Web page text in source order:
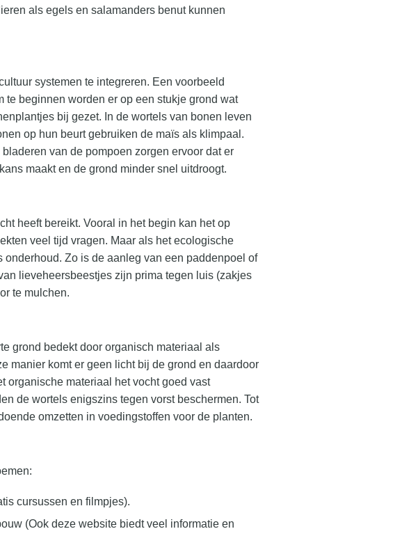
als egels en salamanders benut kunnen
systemen te integreren. Een voorbeeld
beginnen worden er op een stukje grond wat
bij gezet. In de wortels van bonen leven
op hun beurt gebruiken de maïs als klimpaal.
van de pompoen zorgen ervoor dat er
maakt en de grond minder snel uitdroogt.
heeft bereikt. Vooral in het begin kan het op
veel tijd vragen. Maar als het ecologische
Zo is de aanleg van een paddenpoel of
lieveheersbeestjes zijn prima tegen luis (zakjes
te mulchen.
grond bedekt door organisch materiaal als
manier komt er geen licht bij de grond en daardoor
organische materiaal het vocht goed vast
de wortels enigszins tegen vorst beschermen. Tot
omzetten in voedingstoffen voor de planten.
cursussen en filmpjes).
(Ook deze website biedt veel informatie en